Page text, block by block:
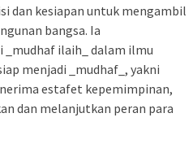
dan kesiapan untuk mengambil
bangsa. Ia
ilaih_ dalam ilmu
menjadi _mudhaf_, yakni
estafet kepemimpinan,
dan melanjutkan peran para